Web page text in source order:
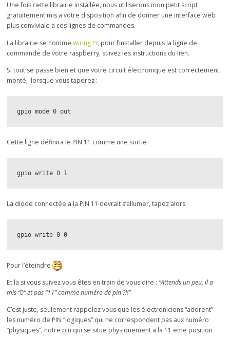
Une fois cette librairie installée, nous utiliserons mon petit script
gratuitement mis a votre disposition afin de donner une interface web
plus conviviale a ces lignes de commandes.
La librairie se nommewiring PI, pour l’installer depuis la ligne de
commande de votre raspberry, suivez les instructions du lien.
Si tout se passe bien et que votre circuit électronique est correctement
monté, lorsque vous taperez :
gpio mode 0 out
Cette ligne définira le PIN 11 comme une sortie
gpio write 0 1
La diode connectée a la PIN 11 devrait s’allumer, tapez alors
gpio write 0 0
Pour l’éteindre
Et la si vous suivez vous êtes en train de vous dire : “Attends un peu, il a
mis “0” et pas “11” comme numéro de pin ?!!”
C’est juste, seulement rappelez vous que les électroniciens “adorent”
les numéro de PIN “logiques” qui ne correspondent pas aux numéro
“physiques”, notre pin qui se situe physiquement a la 11 eme position